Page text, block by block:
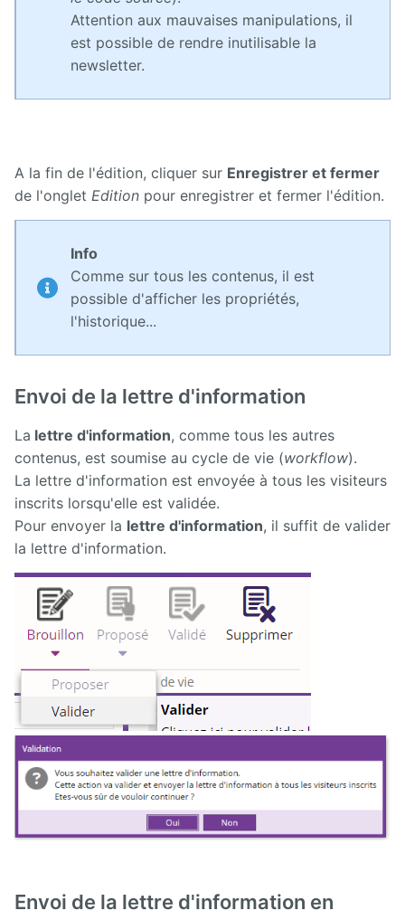
Attention aux mauvaises manipulations, il
est possible de rendre inutilisable la
newsletter.
A la fin de l'édition, cliquer sur Enregistrer et fermer
de l'onglet Edition pour enregistrer et fermer l'édition.
Info
Comme sur tous les contenus, il est
possible d'afficher les propriétés,
l'historique...
Envoi de la lettre d'information
La lettre d'information, comme tous les autres
contenus, est soumise au cycle de vie (workflow).
La lettre d'information est envoyée à tous les visiteurs
inscrits lorsqu'elle est validée.
Pour envoyer la lettre d'information, il suffit de valider
la lettre d'information.
Envoi de la lettre d'information en